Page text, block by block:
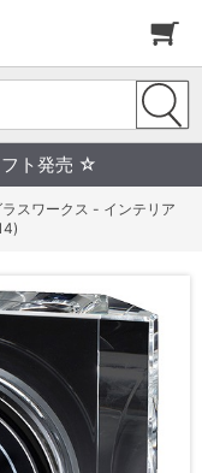
ト発売 ☆
ラスワークス - インテリア